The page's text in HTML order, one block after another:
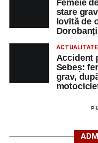
Accident pe
de 66 de ani
motocicletă
4–6 septembrie
Fest, la Cetatea
Sebeș, cu o
un echipaj de Terapie
primului ajutor medical
Polițiștii s-au deplasat
cercetărilor și stabilirea
produs accidentul. De
66 ani, va fi
Femeie
stare
lovită de
ACTUALITATE
Accident
Sebeș:
grav,